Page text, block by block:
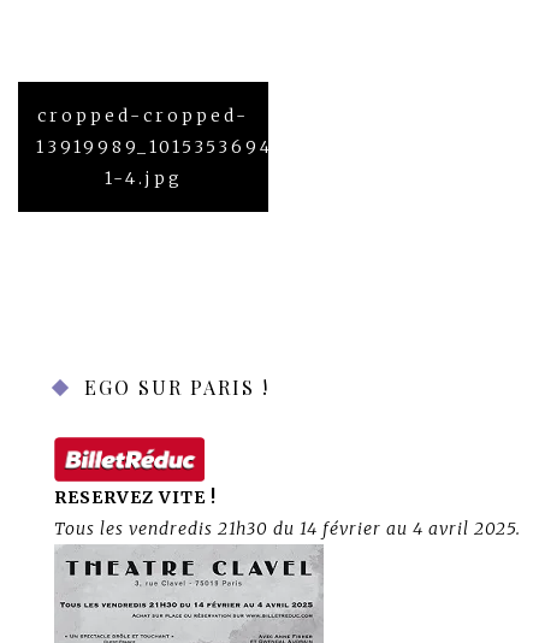
de
l’article
cropped-cropped-
1-4.jpg
EGO SUR PARIS !
RESERVEZ VITE !
Tous les vendredis 21h30 du 14 février au 4 avril 2025.